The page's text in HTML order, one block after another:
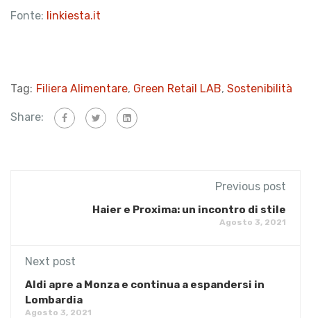
Fonte: linkiesta.it
Tag: Filiera Alimentare, Green Retail LAB, Sostenibilità
Share:
Previous post
Haier e Proxima: un incontro di stile
Agosto 3, 2021
Next post
Aldi apre a Monza e continua a espandersi in
Lombardia
Agosto 3, 2021